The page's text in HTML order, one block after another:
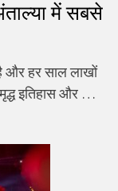
में सबसे
और हर साल लाखों
इतिहास और …